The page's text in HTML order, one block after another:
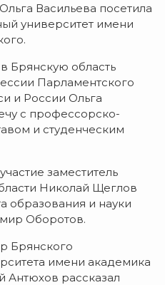
Васильева посетила
университет имени
.
Брянскую область
Парламентского
и России Ольга
с профессорско-
и студенческим
заместитель
Николай Щеглов
образования и науки
Оборотов.
Брянского
имени академика
Антюхов рассказал